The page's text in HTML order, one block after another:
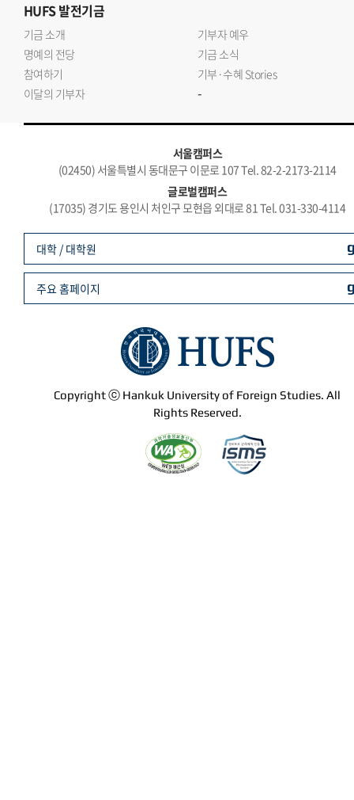
HUFS발전기금
기금 소개
기부자 예우
명예의 전당
기금 소식
참여하기
기부·수혜 Stories
이달의 기부자
-
서울캠퍼스
(02450) 서울특별시 동대문구 이문로 107 Tel. 82-2-2173-2114
글로벌캠퍼스
(17035) 경기도 용인시 처인구 모현읍 외대로 81 Tel. 031-330-4114
Copyright ⓒ Hankuk University of Foreign Studies. All
Rights Reserved.
대학 / 대학원
주요 홈페이지